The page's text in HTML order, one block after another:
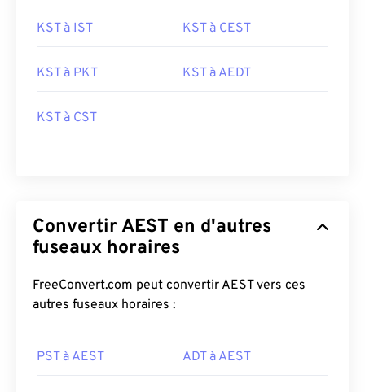
KST à IST KST à CEST
KST à PKT KST à AEDT
KST à CST
Convertir AEST en d'autres
fuseaux horaires
FreeConvert.com peut convertir AEST vers ces
autres fuseaux horaires :
PST à AEST ADT à AEST